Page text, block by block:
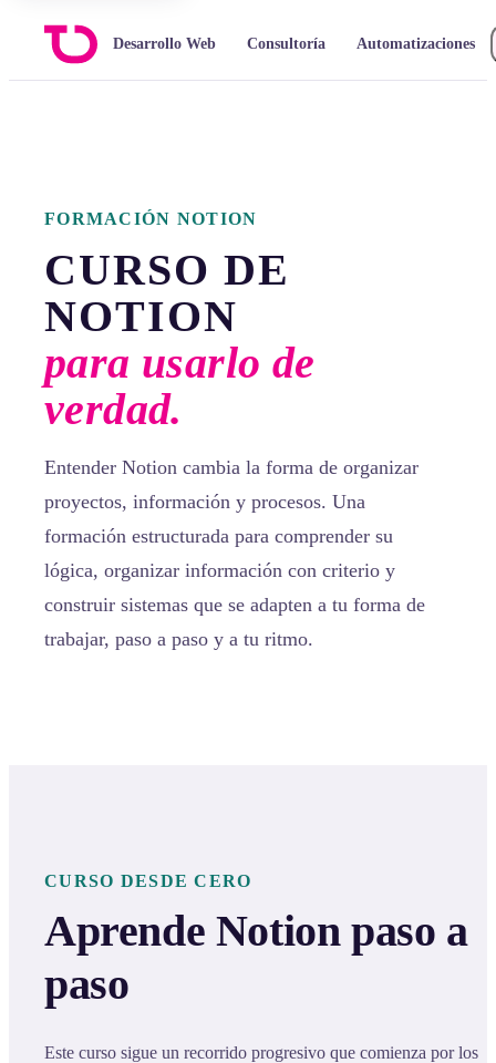
Desarrollo Web Consultoría Automatizaciones
FORMACIÓN NOTION
CURSO DE
NOTION
para usarlo de
verdad.
Entender Notion cambia la forma de organizar
proyectos, información y procesos. Una
formación estructurada para comprender su
lógica, organizar información con criterio y
construir sistemas que se adapten a tu forma de
trabajar, paso a paso y a tu ritmo.
CURSO DESDE CERO
Aprende Notion paso a
paso
Este curso sigue un recorrido progresivo que comienza por los